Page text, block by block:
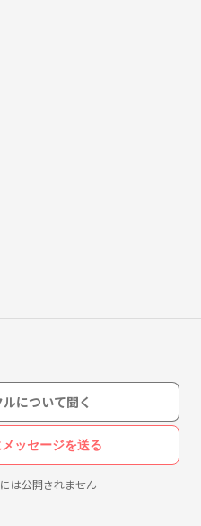
し合いながら写真が撮れれば
について聞く
ッセージを送る
は公開されません